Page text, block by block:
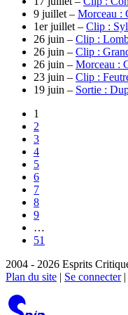
9 juillet – Morceau :
1er juillet – Clip :
26 juin – Clip :
26 juin – Clip :
26 juin – Morceau :
23 juin – Clip :
19 juin – Sortie :
1
2
3
4
5
6
7
8
9
…
51
2004 - 2026 Esprits
Plan du site | Se connecter|